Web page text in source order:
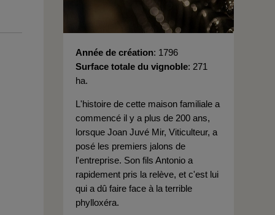
Année de création 1796
Surface totale du vignoble 271
ha.
L'histoire de cette maison familiale a
commencé il y a plus de 200 ans,
lorsque Joan Juvé Mir, Viticulteur, a
posé les premiers jalons de
l'entreprise. Son fils Antonio a
rapidement pris la relève, et c'est lui
qui a dû faire face à la terrible
phylloxéra.